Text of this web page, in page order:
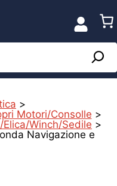
>
Motori/Consolle >
Winch/Sedile >
Navigazione e